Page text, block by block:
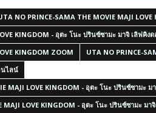
NO PRINCE-SAMA THE MOVIE MAJI LOVE
KINGDOM - อุตะ โนะ ปรินซ์ซามะ มาจิ เลิฟคิง
KINGDOM ZOOM
UTA NO PRINCE-
ไลน์
MAJI LOVE KINGDOM - อุตะ โนะ ปรินซ์ซามะ ม
LOVE KINGDOM - อุตะ โนะ ปรินซ์ซามะ มา